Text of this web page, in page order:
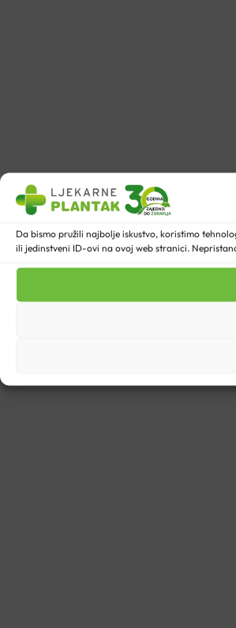
Da bismo pružili najbolje iskustvo, koristimo
ili jedinstveni ID-ovi na ovoj web stranici.